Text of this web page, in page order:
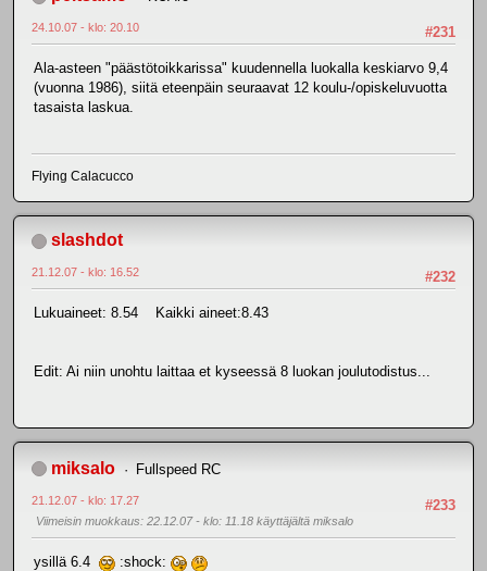
#231
24.10.07 - klo: 20.10
Ala-asteen "päästötoikkarissa" kuudennella luokalla keskiarvo 9,4
(vuonna 1986), siitä eteenpäin seuraavat 12 koulu-/opiskeluvuotta
tasaista laskua.
Flying Calacucco
slashdot
#232
21.12.07 - klo: 16.52
Lukuaineet: 8.54 Kaikki aineet:8.43
Edit: Ai niin unohtu laittaa et kyseessä 8 luokan joulutodistus...
miksalo Fullspeed RC
#233
21.12.07 - klo: 17.27
Viimeisin muokkaus: 22.12.07 - klo: 11.18 käyttäjältä miksalo
ysillä 6.4
:shock: